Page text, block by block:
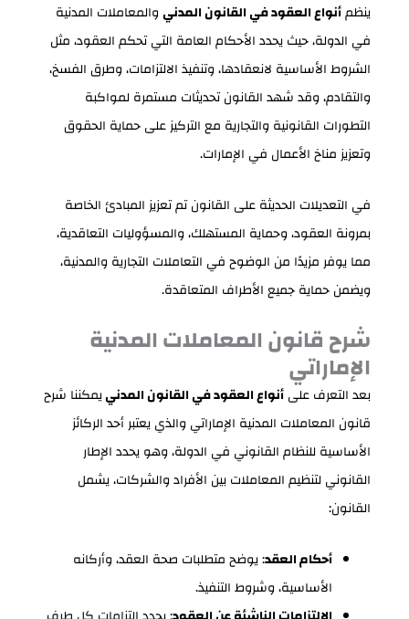
ينظمأنواع العقود في القانون المدنيوالمعاملات المدنية
في الدولة، حيث يحدد الأحكام العامة التي تحكم العقود، مثل
الشروط الأساسية لانعقادها، وتنفيذ الالتزامات، وطرق الفسخ،
والتقادم، وقد شهد القانون تحديثات مستمرة لمواكبة
التطورات القانونية والتجارية مع التركيز على حماية الحقوق
وتعزيز مناخ الأعمال في الإمارات.
في التعديلات الحديثة على القانون تم تعزيز المبادئ الخاصة
بمرونة العقود، وحماية المستهلك، والمسؤوليات التعاقدية،
مما يوفر مزيدًا من الوضوح في التعاملات التجارية والمدنية،
ويضمن حماية جميع الأطراف المتعاقدة.
شرح قانون المعاملات المدنية
الإماراتي
بعد التعرف علىأنواع العقود في القانون المدنييمكننا شرح
قانون المعاملات المدنية الإماراتي والذي يعتبر أحد الركائز
الأساسية للنظام القانوني في الدولة، وهو يحدد الإطار
القانوني لتنظيم المعاملات بين الأفراد والشركات، يشمل
القانون:
أحكام العقد: يوضح متطلبات صحة العقد، وأركانه
الأساسية، وشروط التنفيذ.